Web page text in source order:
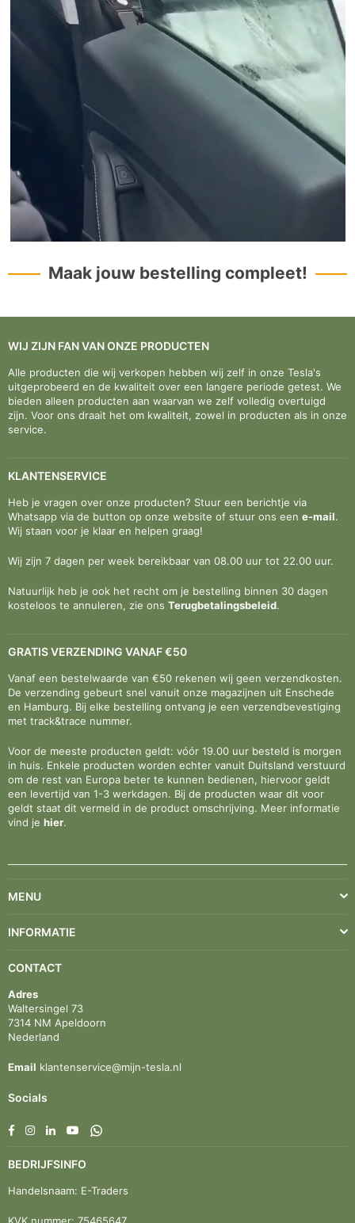
Maak jouw bestelling compleet!
WIJ ZIJN FAN VAN ONZE PRODUCTEN
Alle producten die wij verkopen hebben wij zelf in onze Tesla's
uitgeprobeerd en de kwaliteit over een langere periode getest. We
bieden alleen producten aan waarvan we zelf volledig overtuigd
zijn. Voor ons draait het om kwaliteit, zowel in producten als in onze
service.
KLANTENSERVICE
Heb je vragen over onze producten? Stuur een berichtje via
Whatsapp via de button op onze website of stuur ons een e-mail.
Wij staan voor je klaar en helpen graag!
Wij zijn 7 dagen per week bereikbaar van 08.00 uur tot 22.00 uur.
Natuurlijk heb je ook het recht om je bestelling binnen 30 dagen
kosteloos te annuleren, zie ons Terugbetalingsbeleid.
GRATIS VERZENDING VANAF €50
Vanaf een bestelwaarde van €50 rekenen wij geen verzendkosten.
De verzending gebeurt snel vanuit onze magazijnen uit Enschede
en Hamburg. Bij elke bestelling ontvang je een verzendbevestiging
met track&trace nummer.
Voor de meeste producten geldt: vóór 19.00 uur besteld is morgen
in huis. Enkele producten worden echter vanuit Duitsland verstuurd
om de rest van Europa beter te kunnen bedienen, hiervoor geldt
een levertijd van 1-3 werkdagen. Bij de producten waar dit voor
geldt staat dit vermeld in de product omschrijving. Meer informatie
vind je hier.
MENU
INFORMATIE
CONTACT
Adres
Waltersingel 73
7314 NM Apeldoorn
Nederland
Email klantenservice@mijn-tesla.nl
Socials
FacebookInstagram
LinkedinYouTubeWhatsapp
BEDRIJFSINFO
Handelsnaam: E-Traders
KVK nummer: 75465647